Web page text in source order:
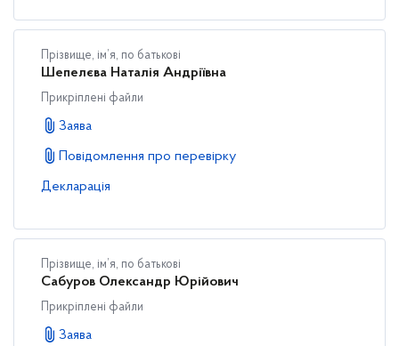
Прізвище, ім’я, по батькові
Шепелєва Наталія Андріївна
Прикріплені файли
Заява
Повідомлення про перевірку
Декларація
Прізвище, ім’я, по батькові
Сабуров Олександр Юрійович
Прикріплені файли
Заява